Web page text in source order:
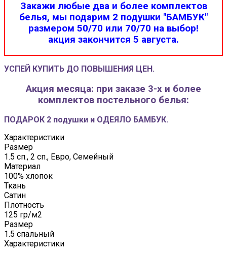
Закажи любые два и более комплектов
белья, мы подарим 2 подушки "БАМБУК"
размером 50/70 или 70/70 на выбор!
акция закончится 5 августа.
УСПЕЙ КУПИТЬ ДО ПОВЫШЕНИЯ ЦЕН.
Акция месяца: при заказе 3-х и более
комплектов постельного белья:
ПОДАРОК 2 подушки и ОДЕЯЛО БАМБУК.
Характеристики
Размер
1.5 сп., 2 сп., Евро, Семейный
Материал
100% хлопок
Ткань
Сатин
Плотность
125 гр/м2
Размер
1.5 спальный
Характеристики